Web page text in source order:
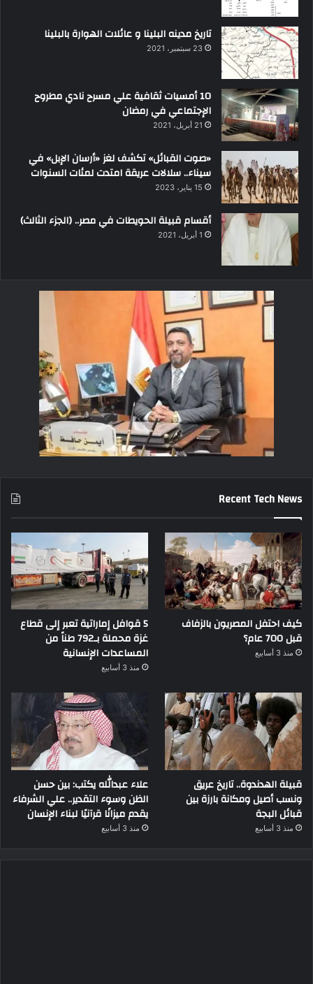
تاريخ مدينه البلينا و عائلات الهوارة بالبلينا
23 سبتمبر، 2021
10 أمسيات ثقافية علي مسرح نادي مطروح
الإجتماعي في رمضان
21 أبريل، 2021
«صوت القبائل» تكشف لغز «أرسان الإبل» في
سيناء.. سلالات عريقة امتدت لمئات السنوات
15 يناير، 2023
أقسام قبيلة الحويطات في مصر.. (الجزء الثالث)
1 أبريل، 2021
Recent Tech News
كيف احتفل المصريون بالزفاف
قبل 700 عام؟
منذ 3 أسابيع
5 قوافل إماراتية تعبر إلى قطاع
غزة محملة بـ792 طناً من
المساعدات الإنسانية
منذ 3 أسابيع
قبيلة الهدندوة.. تاريخ عريق
ونسب أصيل ومكانة بارزة بين
قبائل البجة
منذ 3 أسابيع
علاء عبدالله يكتب: بين حسن
الظن وسوء التقدير.. علي الشرفاء
يقدم ميزانًا قرآنيًا لبناء الإنسان
منذ 3 أسابيع